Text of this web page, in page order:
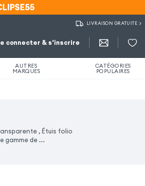
LIVRAISON GRATUITE
connecter & s'inscrire
AUTRES
MARQUES
CATÉGORIES
POPULAIRES
, Étuis folio
gamme de ...